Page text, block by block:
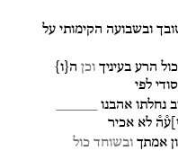
ובשבועה הקימותי על
הרע בעיניך וכן ה{ו}
סודי לפי
נחלתו אהבנו
ע֯ה֯ לא אכיר
אמתך ובשוחד כול